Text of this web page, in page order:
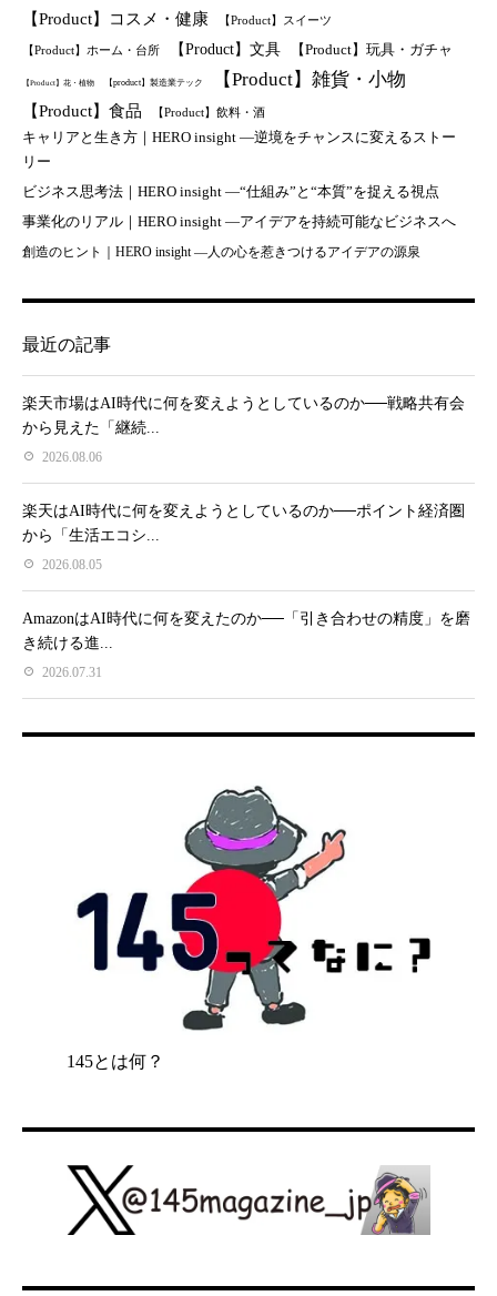
【Product】コスメ・健康 【Product】スイーツ
【Product】ホーム・台所 【Product】文具 【Product】玩具・ガチャ
【Product】花・植物 【product】製造業テック 【Product】雑貨・小物
【Product】食品 【Product】飲料・酒
キャリアと生き方｜HERO insight —逆境をチャンスに変えるストー
リー
ビジネス思考法｜HERO insight —“仕組み”と“本質”を捉える視点
事業化のリアル｜HERO insight —アイデアを持続可能なビジネスへ
創造のヒント｜HERO insight —人の心を惹きつけるアイデアの源泉
最近の記事
楽天市場はAI時代に何を変えようとしているのか──戦略共有会
から見えた「継続...
2026.08.06
楽天はAI時代に何を変えようとしているのか──ポイント経済圏
から「生活エコシ...
2026.08.05
AmazonはAI時代に何を変えたのか──「引き合わせの精度」を磨
き続ける進...
2026.07.31
145とは何？